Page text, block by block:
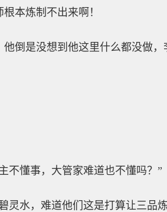
本炼制不出来啊！
倒是没想到他这里什么都没做
不懂事，大管家难道也不懂吗？”
灵水，难道他们这是打算让三品